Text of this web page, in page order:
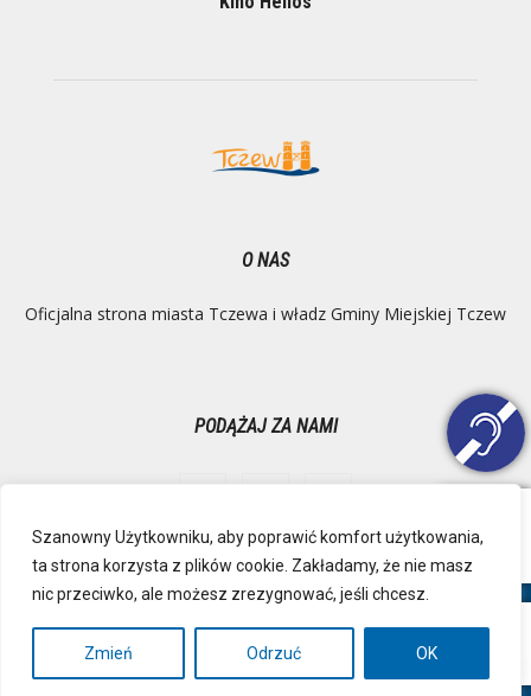
Szanowny Użytkowniku, aby poprawić komfort użytkowania,
ta strona korzysta z plików cookie. Zakładamy, że nie masz
nic przeciwko, ale możesz zrezygnować, jeśli chcesz.
Zmień Odrzuć OK
O NAS
Oficjalna strona miasta Tczewa i władz Gminy Miejskiej Tczew
PODĄŻAJ ZA NAMI
Ochrona danych osobowych
Inspektor Danych Osobowych
Polityka Prywatności
Deklaracja dostępności
RSS
Kontakt
© Urząd Miejski, Plac Marszałka Józefa Piłsudskiego 1